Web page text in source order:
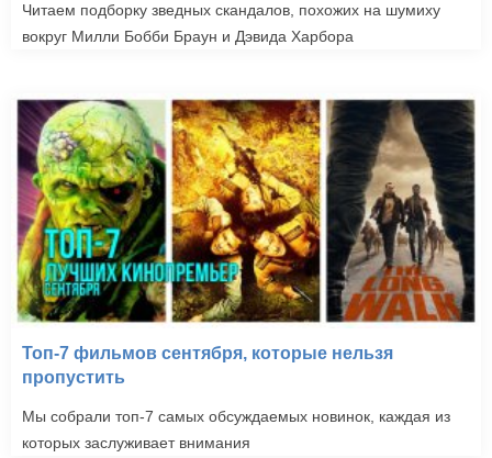
Читаем подборку зведных скандалов, похожих на шумиху
вокруг Милли Бобби Браун и Дэвида Харбора
Топ-7 фильмов сентября, которые нельзя
пропустить
Мы собрали топ-7 самых обсуждаемых новинок, каждая из
которых заслуживает внимания